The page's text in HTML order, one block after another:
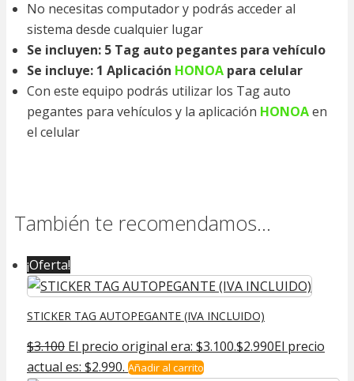
No necesitas computador y podrás acceder al
sistema desde cualquier lugar
Se incluyen: 5 Tag auto pegantes para vehículo
Se incluye: 1 Aplicación HONOA para celular
Con este equipo podrás utilizar los Tag auto
pegantes para vehículos y la aplicación HONOAen
el celular
También te recomendamos…
¡Oferta!
STICKER TAG AUTOPEGANTE (IVA INCLUIDO)
$3.100 El precio original era: $3.100.$2.990El precio
actual es: $2.990. Añadir al carrito